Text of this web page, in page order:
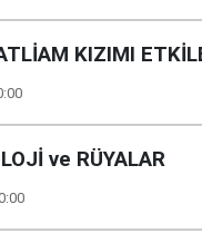
KIZIMI
ve RÜYALAR